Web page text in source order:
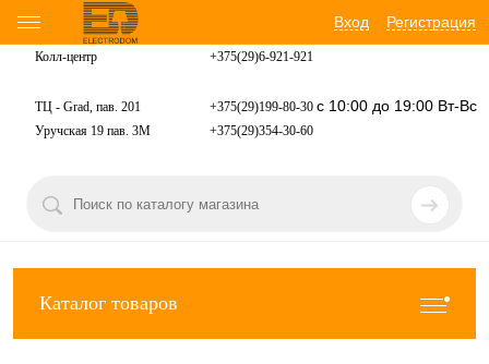
Вход Регистрация
Колл-центр +375(29)6-921-921
ТЦ - Grad, пав. 201 +375(29)199-80-30 с 10:00 до 19:00 Вт-Вс
Уручская 19 пав. 3М +375(29)354-30-60
Каталог товаров